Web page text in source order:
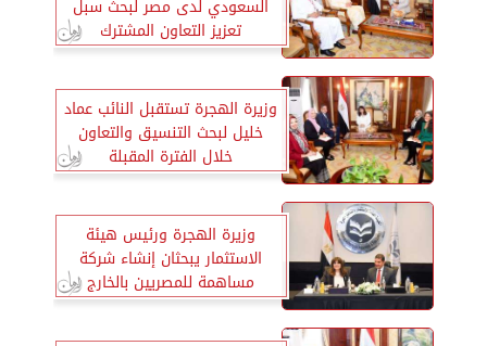
السعودي لدى مصر لبحث سبل
تعزيز التعاون المشترك
وزيرة الهجرة تستقبل النائب عماد
خليل لبحث التنسيق والتعاون
خلال الفترة المقبلة
وزيرة الهجرة ورئيس هيئة
الاستثمار يبحثان إنشاء شركة
مساهمة للمصريين بالخارج